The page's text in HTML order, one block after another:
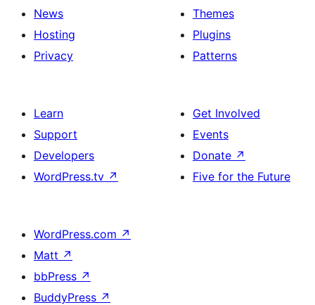
News
Hosting
Privacy
Themes
Plugins
Patterns
Learn
Support
Developers
WordPress.tv ↗
Get Involved
Events
Donate ↗
Five for the Future
WordPress.com ↗
Matt ↗
bbPress ↗
BuddyPress ↗